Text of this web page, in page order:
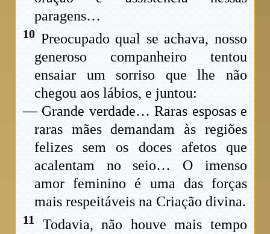
paragens…
10 Preocupado qual se achava, nosso
generoso companheiro tentou
ensaiar um sorriso que lhe não
chegou aos lábios, e juntou:
— Grande verdade… Raras esposas e
raras mães demandam às regiões
felizes sem os doces afetos que
acalentam no seio… O imenso
amor feminino é uma das forças
mais respeitáveis na Criação divina.
11
Todavia, não houve mais tempo